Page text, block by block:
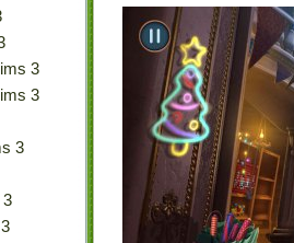
3
3
3
3